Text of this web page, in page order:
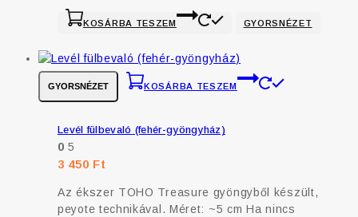
KOSÁRBA TESZEM GYORSNÉZET
GYORSNÉZET KOSÁRBA TESZEM
Levél fülbevaló (fehér-gyöngyház)
0 5
3 450 Ft
Az ékszer TOHO Treasure gyöngyből készült,
peyote technikával. Méret: ~5 cm Ha nincs